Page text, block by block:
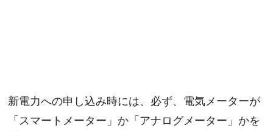
新電力への申し込み時には、必ず、電気メーターが
「スマートメーター」か「アナログメーター」かを